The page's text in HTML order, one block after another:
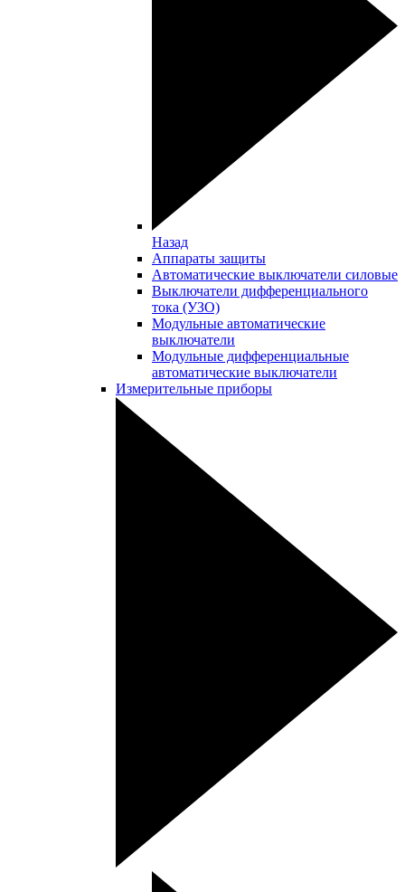
Назад
Аппараты защиты
Автоматические выключатели силовые
Выключатели дифференциального
тока (УЗО)
Модульные автоматические
выключатели
Модульные дифференциальные
автоматические выключатели
Измерительные приборы